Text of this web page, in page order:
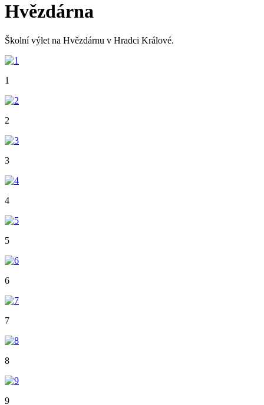
Hvězdárna
Školní výlet na Hvězdárnu v Hradci Králové.
1
2
3
4
5
6
7
8
9